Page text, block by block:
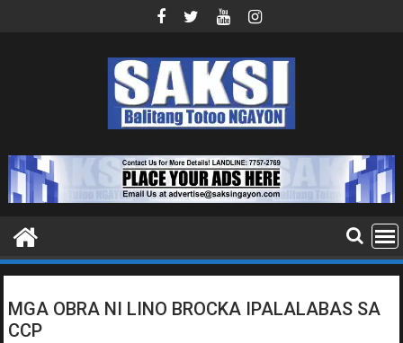
MGA OBRA NI LINO BROCKA IPALALABAS SA
CCP